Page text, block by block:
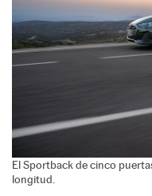
El Sportback de cinco
longitud.